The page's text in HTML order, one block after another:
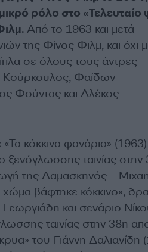
ρόλο στο «Τελευταίο
Από το 1963 και μετά
της Φίνος Φιλμ, και όχι
σε όλους τους άντρες
Κούρκουλος, Φαίδων
Φούντας και Αλέκος
«Τα κόκκινα φανάρια»
ταινίας στην
της Δαμασκηνός –
βάφτηκε κόκκινο»,
και σενάριο
ταινίας στην 38η
του Γιάννη Δαλιανίδη